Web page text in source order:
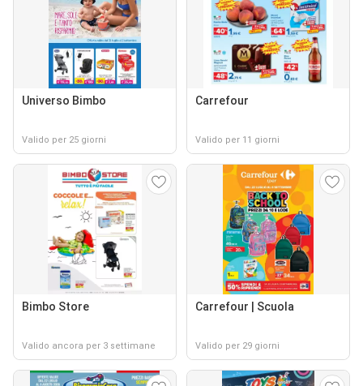
Universo Bimbo
Valido per 25 giorni
Carrefour
Valido per 11 giorni
Bimbo Store
Valido ancora per 3 settimane
Carrefour | Scuola
Valido per 29 giorni